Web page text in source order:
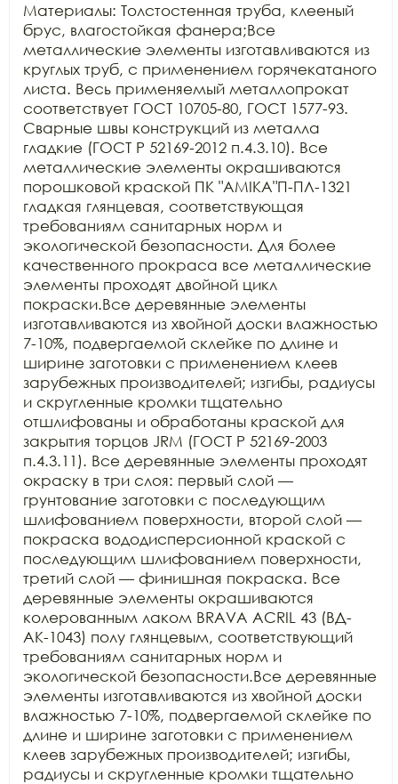
Материалы: Толстостенная труба, клееный
брус, влагостойкая фанера;Все
металлические элементы изготавливаются из
круглых труб, с применением горячекатаного
листа. Весь применяемый металлопрокат
соответствует ГОСТ 10705-80, ГОСТ 1577-93.
Сварные швы конструкций из металла
гладкие (ГОСТ Р 52169-2012 п.4.3.10). Все
металлические элементы окрашиваются
порошковой краской ПК "АМIKA"П-ПЛ-1321
гладкая глянцевая, соответствующая
требованиям санитарных норм и
экологической безопасности. Для более
качественного прокраса все металлические
элементы проходят двойной цикл
покраски.Все деревянные элементы
изготавливаются из хвойной доски влажностью
7-10%, подвергаемой склейке по длине и
ширине заготовки с применением клеев
зарубежных производителей; изгибы, радиусы
и скругленные кромки тщательно
отшлифованы и обработаны краской для
закрытия торцов JRM (ГОСТ Р 52169-2003
п.4.3.11). Все деревянные элементы проходят
окраску в три слоя: первый слой —
грунтование заготовки с последующим
шлифованием поверхности, второй слой —
покраска вододисперсионной краской с
последующим шлифованием поверхности,
третий слой — финишная покраска. Все
деревянные элементы окрашиваются
колерованным лаком BRAVA ACRIL 43 (ВД-
АК-1043) полу глянцевым, соответствующий
требованиям санитарных норм и
экологической безопасности.Все деревянные
элементы изготавливаются из хвойной доски
влажностью 7-10%, подвергаемой склейке по
длине и ширине заготовки с применением
клеев зарубежных производителей; изгибы,
радиусы и скругленные кромки тщательно